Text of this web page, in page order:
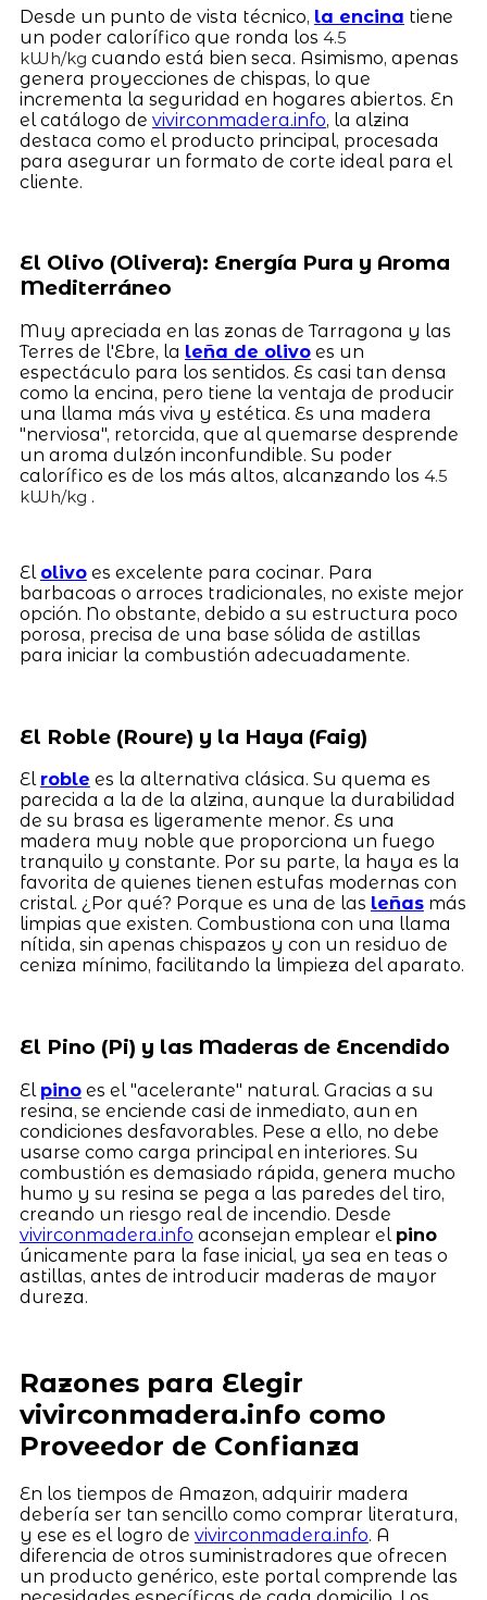
Desde un punto de vista técnico, la encina tiene
un poder calorífico que ronda los 4.5
kWh/kg cuando está bien seca. Asimismo, apenas
genera proyecciones de chispas, lo que
incrementa la seguridad en hogares abiertos. En
el catálogo de vivirconmadera.info, la alzina
destaca como el producto principal, procesada
para asegurar un formato de corte ideal para el
cliente.
El Olivo (Olivera): Energía Pura y Aroma
Mediterráneo
Muy apreciada en las zonas de Tarragona y las
Terres de l'Ebre, la leña de olivoes un
espectáculo para los sentidos. Es casi tan densa
como la encina, pero tiene la ventaja de producir
una llama más viva y estética. Es una madera
"nerviosa", retorcida, que al quemarse desprende
un aroma dulzón inconfundible. Su poder
calorífico es de los más altos, alcanzando los 4.5
kWh/kg .
El olivoes excelente para cocinar. Para
barbacoas o arroces tradicionales, no existe mejor
opción. No obstante, debido a su estructura poco
porosa, precisa de una base sólida de astillas
para iniciar la combustión adecuadamente.
El Roble (Roure) y la Haya (Faig)
El roble es la alternativa clásica. Su quema es
parecida a la de la alzina, aunque la durabilidad
de su brasa es ligeramente menor. Es una
madera muy noble que proporciona un fuego
tranquilo y constante. Por su parte, la haya es la
favorita de quienes tienen estufas modernas con
cristal. ¿Por qué? Porque es una de las leñasmás
limpias que existen. Combustiona con una llama
nítida, sin apenas chispazos y con un residuo de
ceniza mínimo, facilitando la limpieza del aparato.
El Pino (Pi) y las Maderas de Encendido
El pinoes el "acelerante" natural. Gracias a su
resina, se enciende casi de inmediato, aun en
condiciones desfavorables. Pese a ello, no debe
usarse como carga principal en interiores. Su
combustión es demasiado rápida, genera mucho
humo y su resina se pega a las paredes del tiro,
creando un riesgo real de incendio. Desde
vivirconmadera.info aconsejan emplear el pino
únicamente para la fase inicial, ya sea en teas o
astillas, antes de introducir maderas de mayor
dureza.
Razones para Elegir
vivirconmadera.info como
Proveedor de Confianza
En los tiempos de Amazon, adquirir madera
debería ser tan sencillo como comprar literatura,
y ese es el logro de vivirconmadera.info. A
diferencia de otros suministradores que ofrecen
un producto genérico, este portal comprende las